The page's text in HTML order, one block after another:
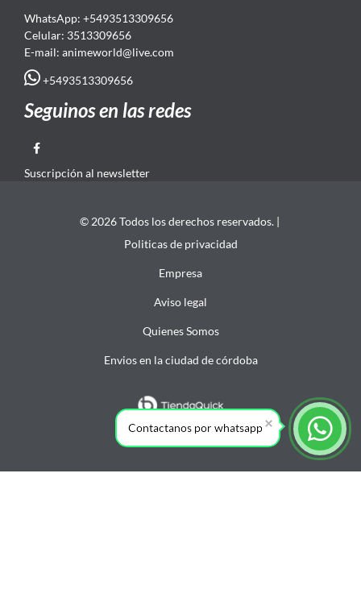
WhatsApp: +5493513309656
Celular: 3513309656
E-mail: animeworld@live.com
+5493513309656
Seguinos en las redes
Suscripción al newsletter
© 2026 Todos los derechos reservados. |
Politicas de privacidad
Empresa
Aviso legal
Quienes Somos
Envios en la ciudad de córdoba
Contactanos por whatsapp